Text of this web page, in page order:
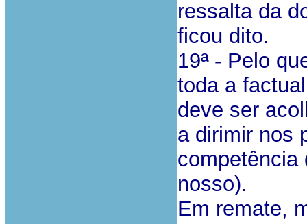
ressalta da
ficou dito.
19ª - Pelo
toda a
deve ser
a dirimir nos
competência
nosso).
Em remate,